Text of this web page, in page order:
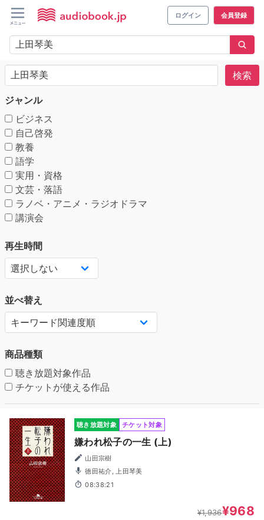
ログイン 会員登録
検索
ジャンル
ビジネス
自己啓発
教養
語学
実用・資格
文芸・落語
ラノベ・アニメ・ラジオドラマ
講演会
再生時間
並べ替え
商品種類
聴き放題対象作品
チケットが使える作品
聴き放題対象 チケット対象
嫌われ松子の一生 (上)
山田宗樹
徳田祐介, 上田琴美
08:38:21
¥1,936¥968